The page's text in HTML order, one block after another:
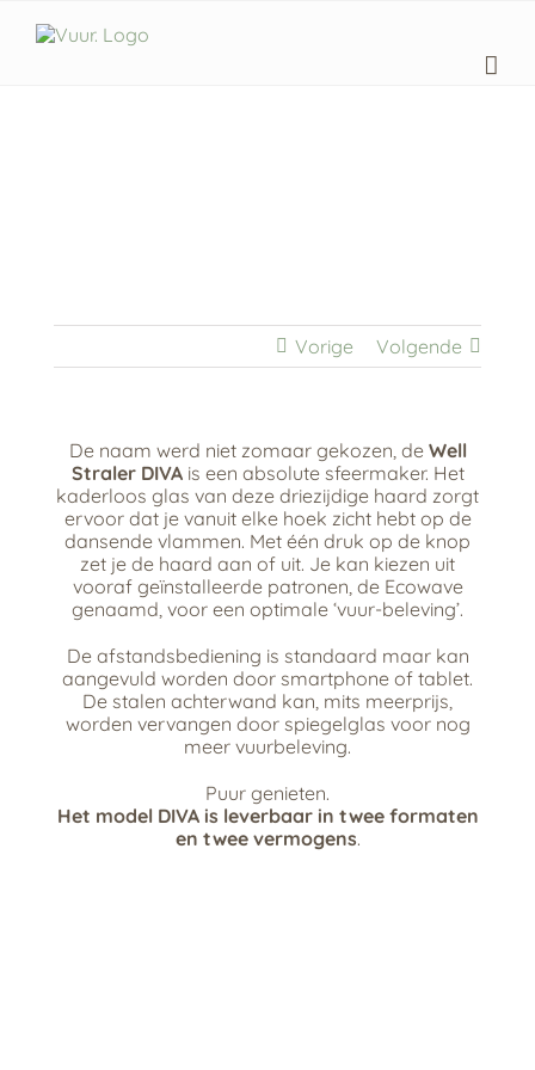
Vorige Volgende
De naam werd niet zomaar gekozen, de Well
Straler DIVAis een absolute sfeermaker. Het
kaderloos glas van deze driezijdige haard zorgt
ervoor dat je vanuit elke hoek zicht hebt op de
dansende vlammen. Met één druk op de knop
zet je de haard aan of uit. Je kan kiezen uit
vooraf geïnstalleerde patronen, de Ecowave
genaamd, voor een optimale ‘vuur-beleving’.
De afstandsbediening is standaard maar kan
aangevuld worden door smartphone of tablet.
De stalen achterwand kan, mits meerprijs,
worden vervangen door spiegelglas voor nog
meer vuurbeleving.
Puur genieten.
Het model DIVA is leverbaar in twee formaten
en twee vermogens.